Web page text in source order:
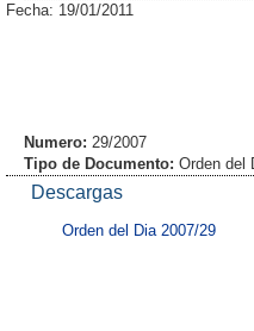
Fecha: 19/01/2011
Numero: 29/2007
Tipo de Documento: Orden del
Descargas
Orden del Dia 2007/29